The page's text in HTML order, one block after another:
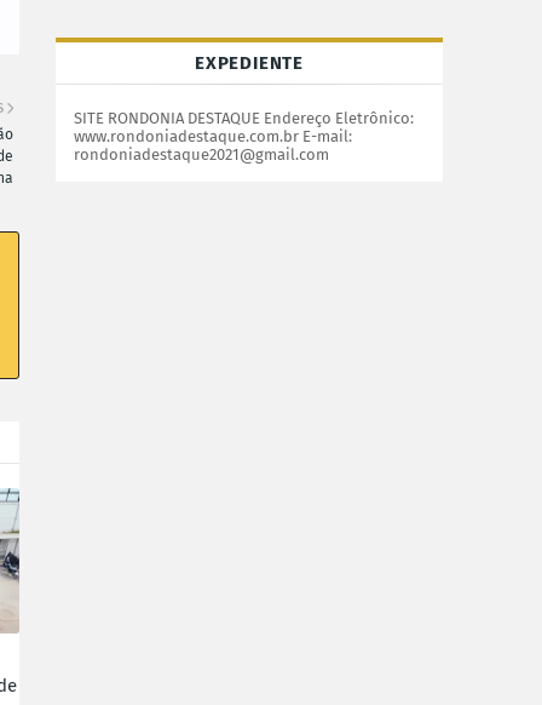
EXPEDIENTE
SITE RONDONIA DESTAQUE Endereço Eletrônico:
www.rondoniadestaque.com.br E-mail:
rondoniadestaque2021@gmail.com